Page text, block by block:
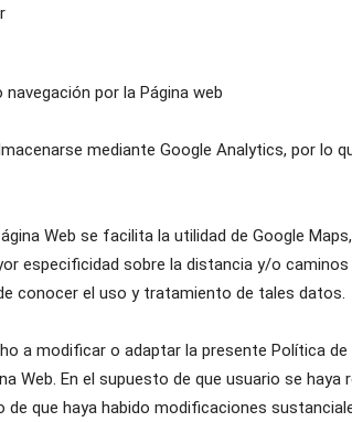
por la Página web
mediante Google Analytics, por lo
Web se facilita la utilidad de Google
especificidad sobre la distancia y/o
conocer el uso y tratamiento de tales datos.
a modificar o adaptar la presente Política
Web. En el supuesto de que usuario se
de que haya habido modificaciones